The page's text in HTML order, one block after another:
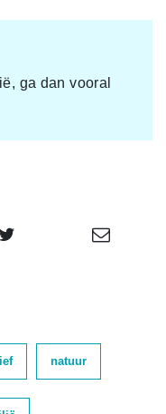
ga dan vooral
natuur